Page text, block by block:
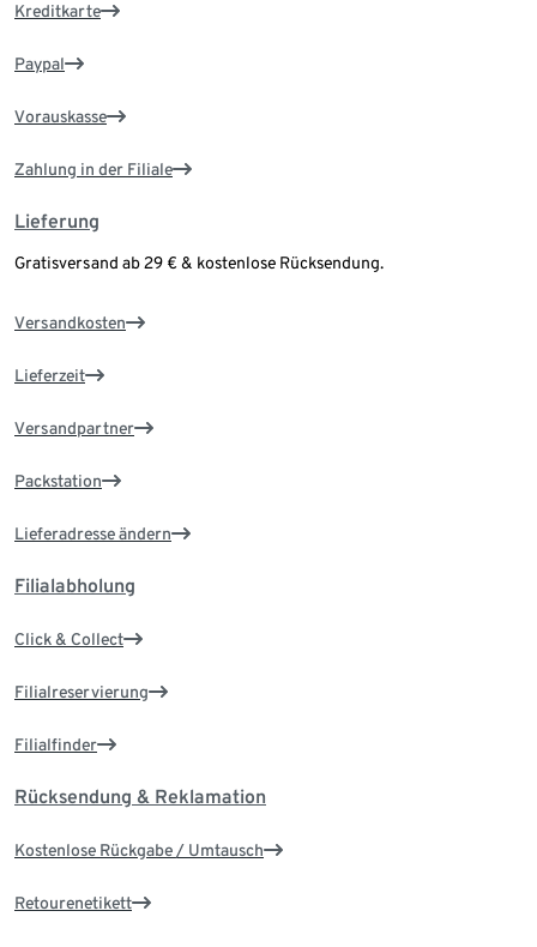
Kreditkarte
Paypal
Vorauskasse
Zahlung in der Filiale
Lieferung
Gratisversand ab 29 € & kostenlose Rücksendung.
Versandkosten
Lieferzeit
Versandpartner
Packstation
Lieferadresse ändern
Filialabholung
Click & Collect
Filialreservierung
Filialfinder
Rücksendung & Reklamation
Kostenlose Rückgabe / Umtausch
Retourenetikett